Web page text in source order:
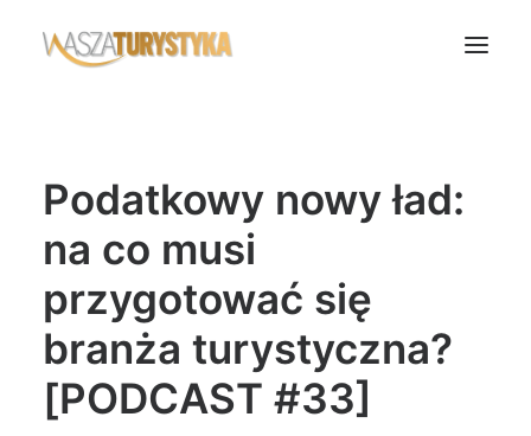
Biura podróży
Noclegi
Polska
Świat
Podcasty
Rok Kobiet
Podatkowy nowy ład:
na co musi
przygotować się
branża turystyczna?
[PODCAST #33]